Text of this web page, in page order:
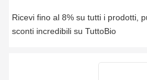
Ricevi fino al 8% su tutti i prodotti,
sconti incredibili su TuttoBio